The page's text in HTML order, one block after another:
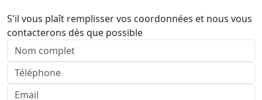
S'il vous plaît remplisser vos coordonnées et nous vous
contacterons dès que possible